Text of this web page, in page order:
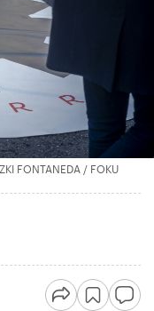
FONTANEDA / FOKU